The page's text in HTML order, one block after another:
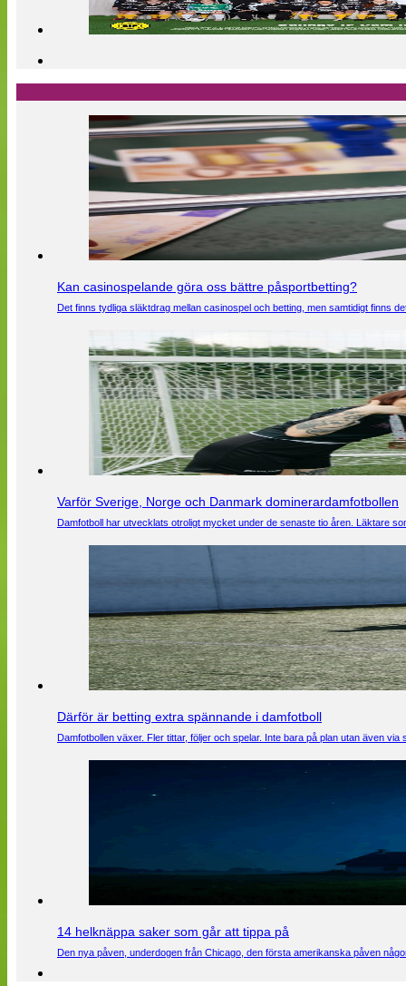
Kan casinospelande göra oss bättre påsportbetting?
Det finns tydliga släktdrag mellan casinospel och betting, men samtidigt finns
Varför Sverige, Norge och Danmark dominerardamfotbollen
Damfotboll har utvecklats otroligt mycket under de senaste tio åren. Läktare
Därför är betting extra spännande i damfotboll
Damfotbollen växer. Fler tittar, följer och spelar. Inte bara på plan utan även
14 helknäppa saker som går att tippa på
Den nya påven, underdogen från Chicago, den första amerikanska påven